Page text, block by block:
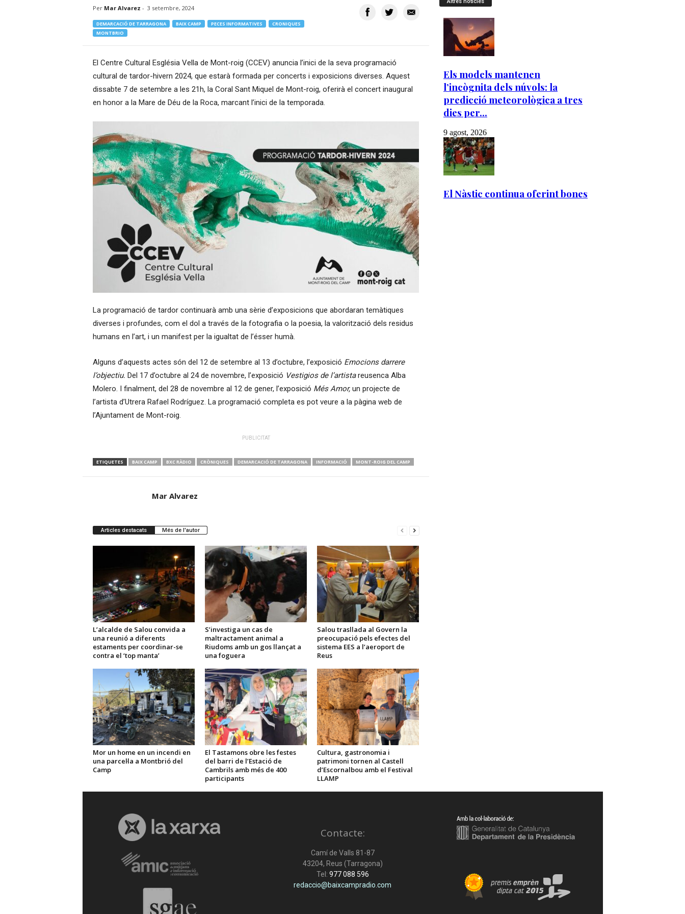
Per Mar Alvarez - 3 setembre, 2024
DEMARCACIÓ DE TARRAGONA BAIX CAMP PECES INFORMATIVES
CRONIQUES
MONTBRIO
El Centre Cultural Església Vella de Mont-roig (CCEV) anuncia l’inici de la seva programació
cultural de tardor-hivern 2024, que estarà formada per concerts i exposicions diverses. Aquest
dissabte 7 de setembre a les 21h, la Coral Sant Miquel de Mont-roig, oferirà el concert inaugural
en honor a la Mare de Déu de la Roca, marcant l’inici de la temporada.
La programació de tardor continuarà amb una sèrie d’exposicions que abordaran temàtiques
diverses i profundes, com el dol a través de la fotografia o la poesia, la valorització dels residus
humans en l’art, i un manifest per la igualtat de l’ésser humà.
Alguns d’aquests actes són del 12 de setembre al 13 d’octubre, l’exposició Emocions darrere
l’objectiu. Del 17 d’octubre al 24 de novembre, l’exposició Vestigios de l’artistareusenca Alba
Molero. I finalment, del 28 de novembre al 12 de gener, l’exposició Més Amor, un projecte de
l’artista d’Utrera Rafael Rodríguez. La programació completa es pot veure a la pàgina web de
l’Ajuntament de Mont-roig.
PUBLICITAT
ETIQUETES BAIX CAMP BXC RÀDIO CRÒNIQUES DEMARCACIÓ DE TARRAGONA INFORMACIÓ MONT-ROIG DEL CAMP
Mar Alvarez
Articles destacats Més de l'autor
L’alcalde de Salou convida a
una reunió a diferents
estaments per coordinar-se
contra el ‘top manta’
S’investiga un cas de
maltractament animal a
Riudoms amb un gos llançat a
una foguera
Salou trasllada al Govern la
preocupació pels efectes del
sistema EES a l’aeroport de
Reus
Mor un home en un incendi en
una parcel·la a Montbrió del
Camp
El Tastamons obre les festes
del barri de l’Estació de
Cambrils amb més de 400
participants
Cultura, gastronomia i
patrimoni tornen al Castell
d’Escornalbou amb el Festival
LLAMP
Contacte:
Camí de Valls 81-87
43204, Reus (Tarragona)
Tel: 977 088 596
redaccio@baixcampradio.com